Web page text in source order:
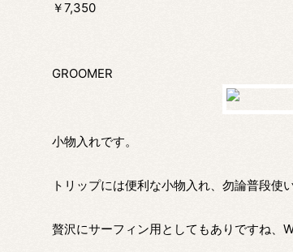
￥7,350
GROOMER
小物入れです。
トリップには便利な小物入れ、勿論普段使い
贅沢にサーフィン用としてもありですね、